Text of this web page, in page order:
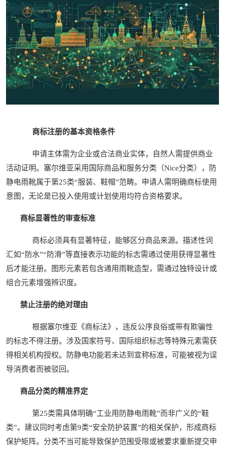
商标注册的基本资格条件
申请主体需为企业或合法商业实体，自然人需提供商业
活动证明。塞尔维亚采用国际商品和服务分类（Nice分类），防
静电雨靴属于第25类“服装、鞋帽”范畴。申请人需明确商标使用
意图，无论是已投入使用或计划使用均符合资格要求。
商标显著性的审查标准
商标必须具有显著特征，能够区分商品来源。描述性词
汇如“防水”“防滑”等直接表示功能的标志需通过使用获得显著性
后才能注册。图形元素若包含通用雨靴造型，需通过独特设计或
组合元素增强辨识度。
禁止注册的绝对理由
根据塞尔维亚《商标法》，违反公序良俗或带有欺骗性
的标志不得注册。涉及国家符号、国际组织标志等特殊元素需获
得相关机构授权。防静电功能若未达到宣称标准，可能被视为误
导消费者而被驳回。
商品分类的精准界定
第25类需具体明确“工业用防静电雨靴”而非广义的“鞋
类”。建议同时考虑第9类“安全防护装置”的相关保护，形成商标
保护矩阵。分类不当可能导致保护范围受限或被要求重新提交申